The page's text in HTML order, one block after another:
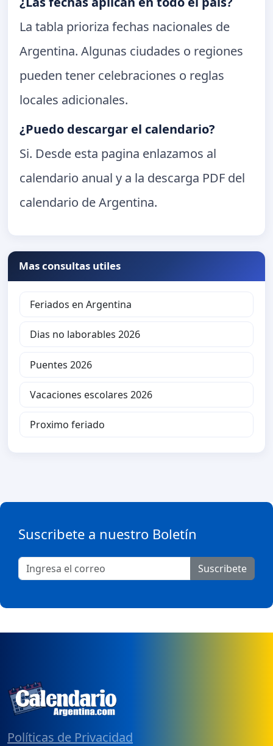
La tabla prioriza fechas nacionales de
Argentina. Algunas ciudades o regiones
pueden tener celebraciones o reglas
locales adicionales.
¿Puedo descargar el calendario?
Si. Desde esta pagina enlazamos al
calendario anual y a la descarga PDF del
calendario de Argentina.
Mas consultas utiles
Feriados en Argentina
Dias no laborables 2026
Puentes 2026
Vacaciones escolares 2026
Proximo feriado
Suscribete a nuestro Boletín
Suscribete
Políticas de Privacidad